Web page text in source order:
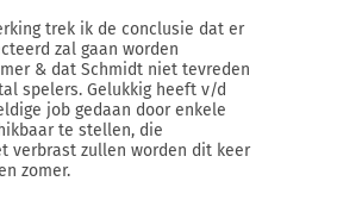
trek ik de conclusie dat er
zal gaan worden
& dat Schmidt niet tevreden
spelers. Gelukkig heeft v/d
job gedaan door enkele
te stellen, die
verbrast zullen worden dit keer
zomer.